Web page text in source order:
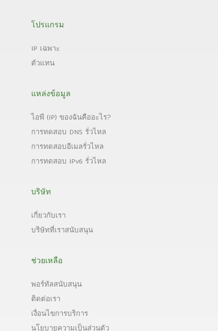
โปรแกรม
IP เฉพาะ
ตัวแทน
แหล่งข้อมูล
ไอพี (IP) ของฉันคืออะไร?
การทดสอบ DNS รั่วไหล
การทดสอบอีเมลรั่วไหล
การทดสอบ IPv6 รั่วไหล
บริษัท
เกี่ยวกับเรา
บริษัทที่เราสนับสนุน
ช่วยเหลือ
พอร์ทัลสนับสนุน
ติดต่อเรา
เงื่อนไขการบริการ